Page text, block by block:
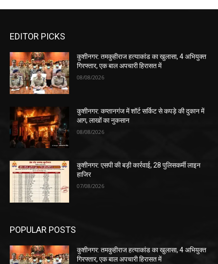
EDITOR PICKS
कुशीनगर: तमकुहीराज हत्याकांड का खुलासा, 4 अभियुक्त
गिरफ्तार, एक बाल अपचारी हिरासत में
08/08/2026
कुशीनगर: कप्तानगंज में शॉर्ट सर्किट से कपड़े की दुकान में
आग, लाखों का नुकसान
08/08/2026
कुशीनगर: एसपी की बड़ी कार्रवाई, 28 पुलिसकर्मी लाइन
हाजिर
07/08/2026
POPULAR POSTS
कुशीनगर: तमकुहीराज हत्याकांड का खुलासा, 4 अभियुक्त
गिरफ्तार, एक बाल अपचारी हिरासत में